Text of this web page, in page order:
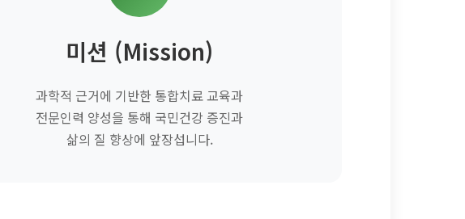
미션 (Mission)
과학적 근거에 기반한 통합치료 교육과
전문인력 양성을 통해 국민건강 증진과
삶의 질 향상에 앞장섭니다.